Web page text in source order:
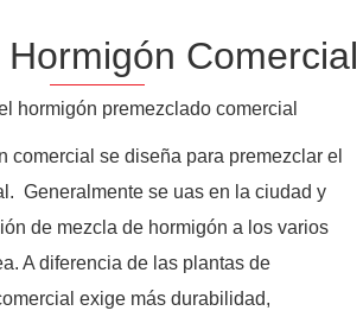
Comercial
hormigón premezclado comercial
comercial se diseña para premezclar el
Generalmente se uas en la ciudad y
de mezcla de hormigón a los varios
A diferencia de las plantas de
exige más durabilidad,